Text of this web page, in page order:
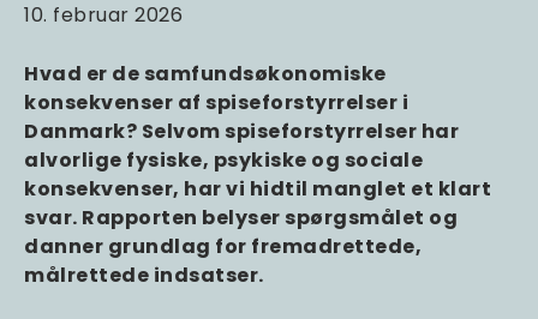
10. februar 2026
Hvad er de samfundsøkonomiske
konsekvenser af spiseforstyrrelser i
Danmark? Selvom spiseforstyrrelser har
alvorlige fysiske, psykiske og sociale
konsekvenser, har vi hidtil manglet et klart
svar. Rapporten belyser spørgsmålet og
danner grundlag for fremadrettede,
målrettede indsatser.